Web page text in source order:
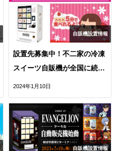
自販機設置情報
設置先募集中！不二家の冷凍
スイーツ自販機が全国に続々
オープン！
2024年1月10日
自販機設置情報